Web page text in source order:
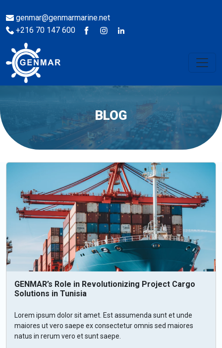
genmar@genmarmarine.net
+216 70 147 600
BLOG
GENMAR’s Role in Revolutionizing Project Cargo
Solutions in Tunisia
Lorem ipsum dolor sit amet. Est assumenda sunt et unde
maiores ut vero saepe ex consectetur omnis sed maiores
natus in rerum vero et sunt saepe.